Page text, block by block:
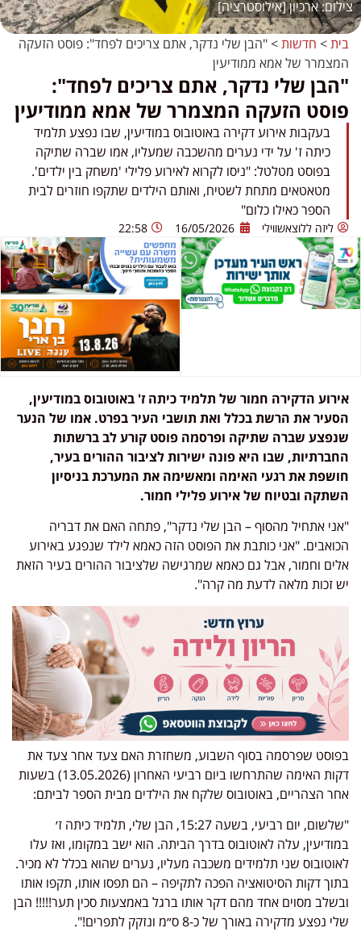
ארכיון [אילוסטרציה]
בית> חדשות>"הבן שלי נדקר, אתם צריכים לפחד": פוסט הזעקה
המצמרר של אמא ממודיעין
"הבן שלי נדקר, אתם צריכים לפחד":
פוסט הזעקה המצמרר של אמא ממודיעין
בעקבות אירוע דקירה באוטובוס במודיעין, שבו נפצע תלמיד
כיתה ז' על ידי נערים מהשכבה שמעליו, אמו שברה שתיקה
בפוסט מטלטל: "ניסו לקרוא לאירוע פלילי 'משחק בין ילדים'.
מטאטאים מתחת לשטיח, ואותם הילדים שתקפו חוזרים לבית
הספר כאילו כלום"
ליזה ללוצאשווילי 16/05/2026
22:58
אירוע הדקירה חמור של תלמיד כיתה ז' באוטובוס במודיעין,
הסעיר את הרשת בכלל ואת תושבי העיר בפרט. אמו של הנער
שנפצע שברה שתיקה ופרסמה פוסט קורע לב ברשתות
החברתיות, שבו היא פונה ישירות לציבור ההורים בעיר,
חושפת את רגעי האימה ומאשימה את המערכת בניסיון
השתקה ובטיוח של אירוע פלילי חמור.
"אני אתחיל מהסוף – הבן שלי נדקר", פתחה האם את דבריה
הכואבים. "אני כותבת את הפוסט הזה כאמא לילד שנפגע באירוע
אלים וחמור, אבל גם כאמא שמרגישה שלציבור ההורים בעיר הזאת
יש זכות מלאה לדעת מה קרה".
בפוסט שפרסמה בסוף השבוע, משחזרת האם צעד אחר צעד את
דקות האימה שהתרחשו ביום רביעי האחרון (13.05.2026) בשעות
אחר הצהריים, באוטובוס שלקח את הילדים מבית הספר לביתם:
"שלשום, יום רביעי, בשעה 15:27, הבן שלי, תלמיד כיתה ז׳
במודיעין, עלה לאוטובוס בדרך הביתה. הוא ישב במקומו, ואז עלו
לאוטובוס שני תלמידים משכבה מעליו, נערים שהוא בכלל לא מכיר.
בתוך דקות הסיטואציה הפכה לתקיפה – הם תפסו אותו, תקפו אותו
ובשלב מסוים אחד מהם דקר אותו ברגל באמצעות סכין תער!!!!! הבן
שלי נפצע מדקירה באורך של כ-8 ס״מ ונזקק לתפרים!".